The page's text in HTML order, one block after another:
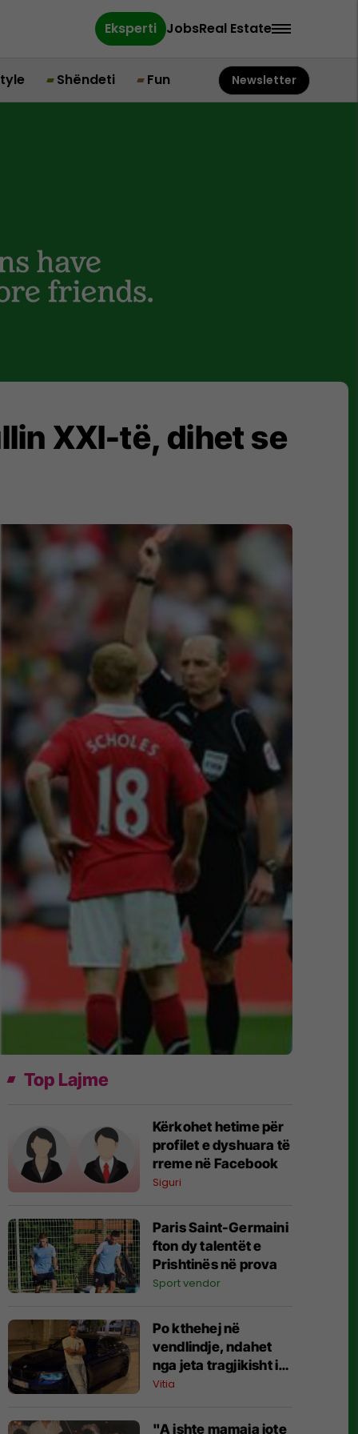
Eksperti JobsReal Estate
Shëndeti Fun Newsletter
XXI-të, dihet se
Top Lajme
Kërkohet hetime për
profilet e dyshuara të
rreme në Facebook
Siguri
Paris Saint-Germaini
fton dy talentët e
Prishtinës në prova
Sport vendor
Po kthehej në
vendlindje, ndahet
nga jeta tragjikisht i
riu nga Vitia
Vitia
"A ishte mamaja jote